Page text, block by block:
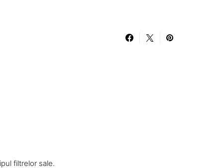
filtrelor sale.